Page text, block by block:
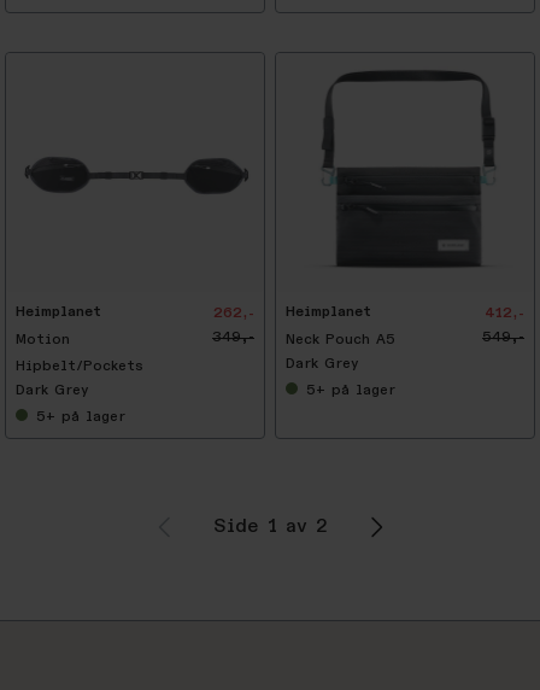
Heimplanet
Motion
Hipbelt/Pockets
262,-
349,-
Dark Grey
5+ på lager
Heimplanet
Neck Pouch A5
412,-
549,-
Dark Grey
5+ på lager
Side 1 av 2